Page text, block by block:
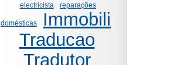
electricista
reparações
domésticas
Immobili
Traducao
Tradutor